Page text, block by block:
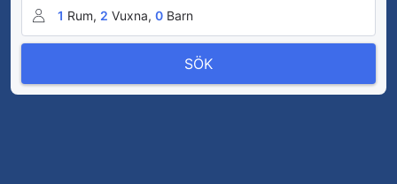
1 Rum, 2 Vuxna, 0 Barn
SÖK